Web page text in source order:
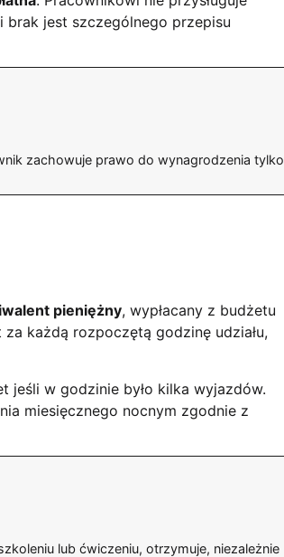
jest szczególnego przepisu
zachowuje prawo do wynagrodzenia tylko
pieniężny, wypłacany z budżetu
każdą rozpoczętą godzinę udziału,
jeśli w godzinie było kilka wyjazdów.
miesięcznego nocnym zgodnie z
lub ćwiczeniu, otrzymuje, niezależnie